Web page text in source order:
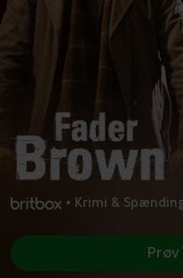
• Krimi &
Prøv